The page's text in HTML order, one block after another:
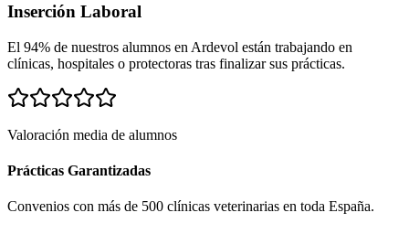
Inserción Laboral
El 94% de nuestros alumnos en Ardevol están trabajando en
clínicas, hospitales o protectoras tras finalizar sus prácticas.
Valoración media de alumnos
Prácticas Garantizadas
Convenios con más de 500 clínicas veterinarias en toda España.